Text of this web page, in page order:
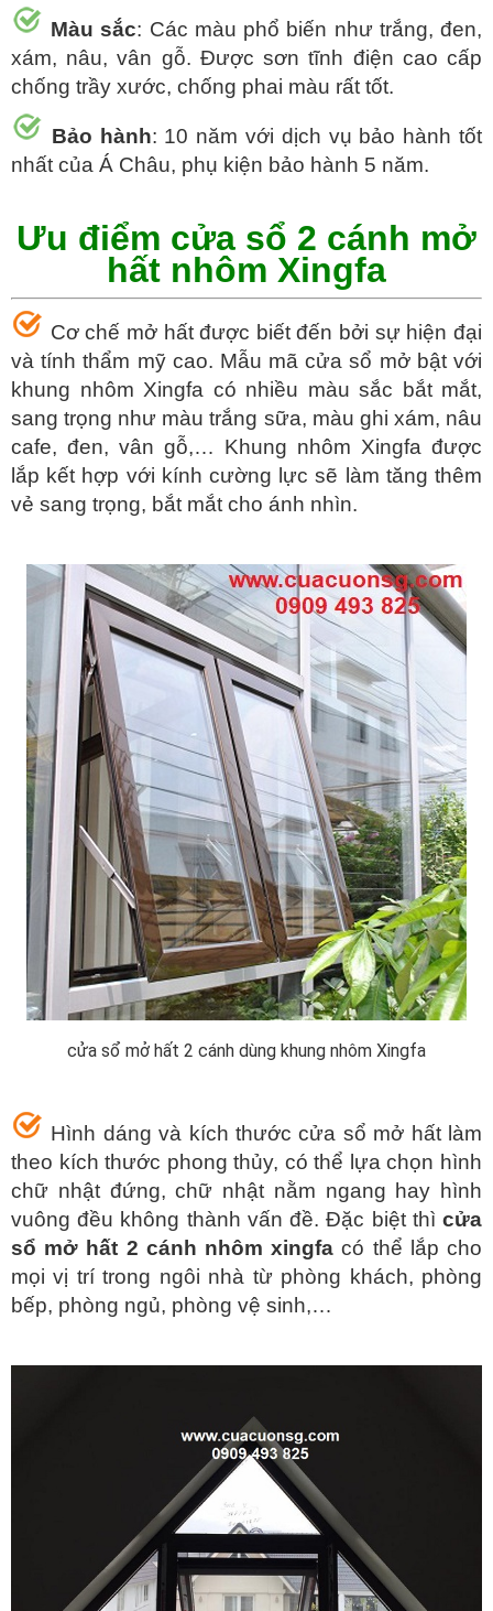
Màu sắc: Các màu phổ biến như trắng, đen,
xám, nâu, vân gỗ. Được sơn tĩnh điện cao cấp
chống trầy xước, chống phai màu rất tốt.
Bảo hành: 10 năm với dịch vụ bảo hành tốt
nhất của Á Châu, phụ kiện bảo hành 5 năm.
Ưu điểm cửa sổ 2 cánh mở
hất nhôm Xingfa
Cơ chế mở hất được biết đến bởi sự hiện đại
và tính thẩm mỹ cao. Mẫu mã cửa sổ mở bật với
khung nhôm Xingfa có nhiều màu sắc bắt mắt,
sang trọng như màu trắng sữa, màu ghi xám, nâu
cafe, đen, vân gỗ,… Khung nhôm Xingfa được
lắp kết hợp với kính cường lực sẽ làm tăng thêm
vẻ sang trọng, bắt mắt cho ánh nhìn.
cửa sổ mở hất 2 cánh dùng khung nhôm Xingfa
Hình dáng và kích thước cửa sổ mở hất làm
theo kích thước phong thủy, có thể lựa chọn hình
chữ nhật đứng, chữ nhật nằm ngang hay hình
vuông đều không thành vấn đề. Đặc biệt thì cửa
sổ mở hất 2 cánh nhôm xingfa có thể lắp cho
mọi vị trí trong ngôi nhà từ phòng khách, phòng
bếp, phòng ngủ, phòng vệ sinh,…